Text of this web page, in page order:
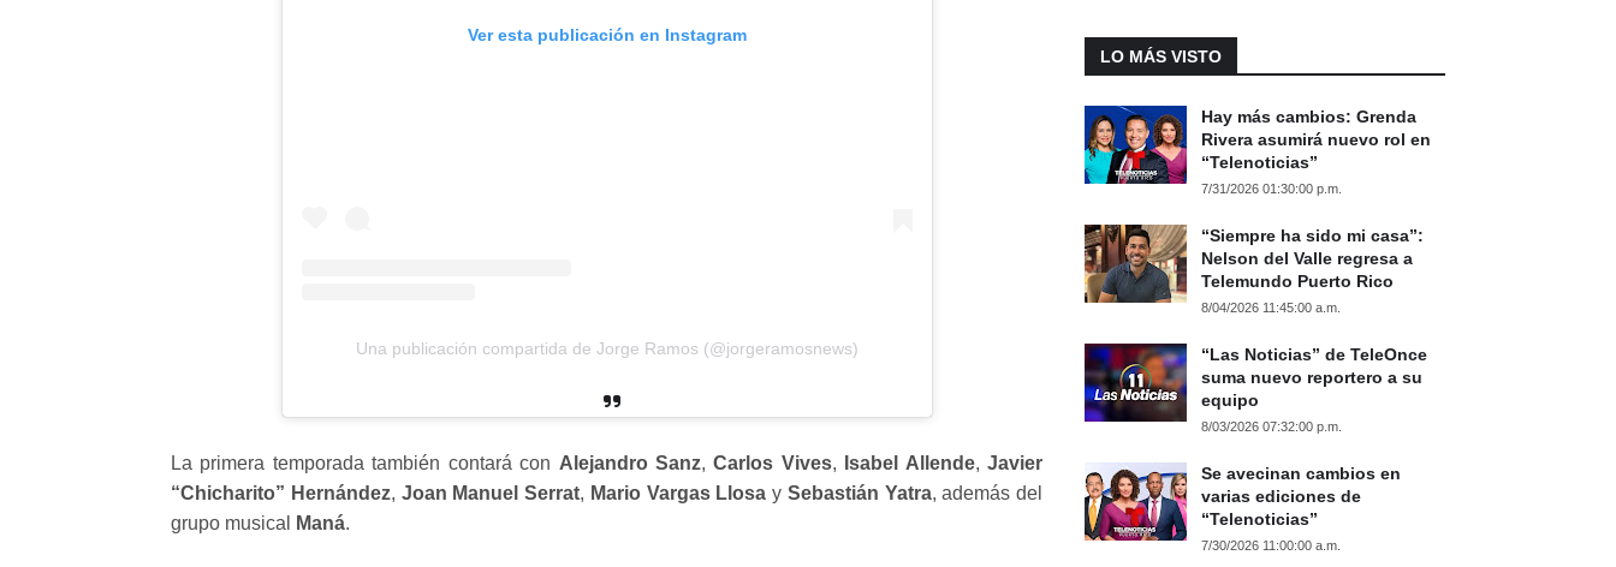
Ver esta publicación en Instagram
Una publicación compartida de Jorge Ramos (@jorgeramosnews)
La primera temporada también contará con Alejandro Sanz,Carlos Vives, Isabel Allende,Javier
“Chicharito” Hernández, Joan Manuel Serrat, Mario Vargas Llosa y Sebastián Yatra, además del
grupo musical
Maná.
LO MÁS VISTO
Hay más cambios: Grenda
Rivera asumirá nuevo rol en
“Telenoticias”
7/31/2026 01:30:00 p.m.
“Siempre ha sido mi casa”:
Nelson del Valle regresa a
Telemundo Puerto Rico
8/04/2026 11:45:00 a.m.
“Las Noticias” de TeleOnce
suma nuevo reportero a su
equipo
8/03/2026 07:32:00 p.m.
Se avecinan cambios en
varias ediciones de
“Telenoticias”
7/30/2026 11:00:00 a.m.